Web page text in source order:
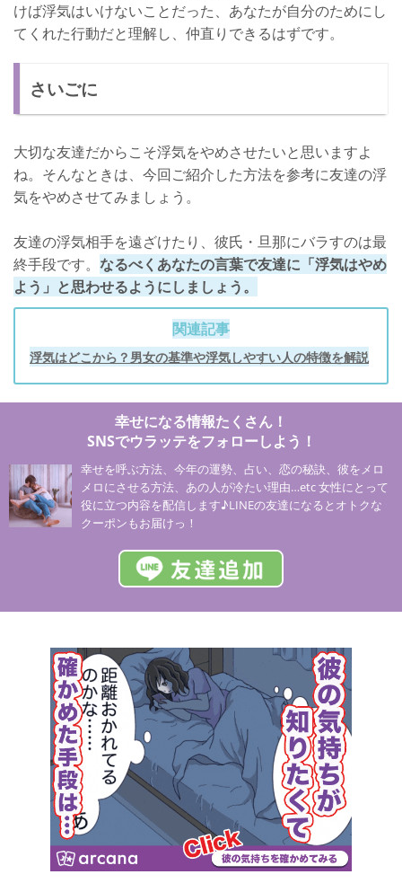
けば浮気はいけないことだった、あなたが自分のためにし
てくれた行動だと理解し、仲直りできるはずです。
さいごに
大切な友達だからこそ浮気をやめさせたいと思いますよ
ね。そんなときは、今回ご紹介した方法を参考に友達の浮
気をやめさせてみましょう。
友達の浮気相手を遠ざけたり、彼氏・旦那にバラすのは最
終手段です。 なるべくあなたの言葉で友達に「浮気はやめ
よう」と思わせるようにしましょう。
関連記事
浮気はどこから？男女の基準や浮気しやすい人の特徴を解説
幸せになる情報たくさん！
SNSでウラッテをフォローしよう！
幸せを呼ぶ方法、今年の運勢、占い、恋の秘訣、彼をメロ
メロにさせる方法、あの人が冷たい理由…etc 女性にとって
役に立つ内容を配信します♪LINEの友達になるとオトクな
クーポンもお届けっ！